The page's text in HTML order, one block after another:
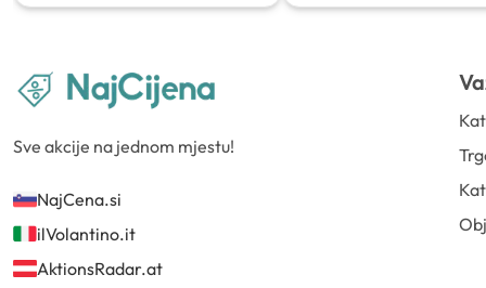
Sve akcije na jednom mjestu!
NajCena.si
ilVolantino.it
AktionsRadar.at